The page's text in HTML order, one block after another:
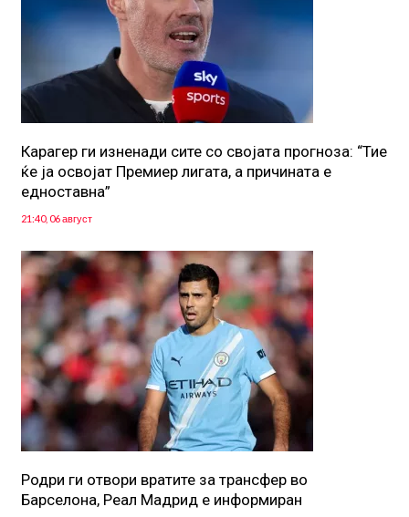
Карагер ги изненади сите со својата прогноза: “Тие
ќе ја освојат Премиер лигата, а причината е
едноставна”
21:40, 06 август
Родри ги отвори вратите за трансфер во
Барселона, Реал Мадрид е информиран